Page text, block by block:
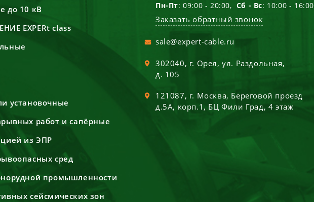
до 10 кВ
EXPERt class
установочные
работ и сапёрные
из ЭПР
сред
промышленности
сейсмических зон
Пн-Пт: 09:00 - 20:00, Сб - Вс: 10:00 - 16:00
Заказать обратный звонок
sale@expert-cable.ru
302040, г. Орел,ул. Раздольная,
д. 105
121087, г. Москва, Береговой проезд
д.5А, корп.1, БЦ Фили Град, 4 этаж